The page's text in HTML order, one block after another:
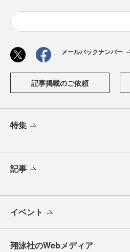
メールバックナンバー
記事掲載のご依頼
特集
記事
イベント
翔泳社のWebメディア